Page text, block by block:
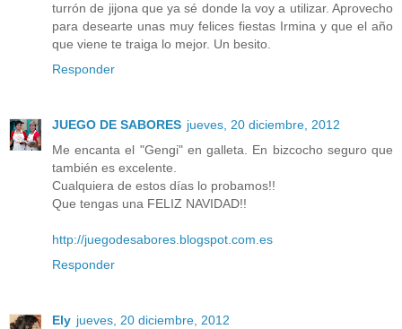
turrón de jijona que ya sé donde la voy a utilizar. Aprovecho
para desearte unas muy felices fiestas Irmina y que el año
que viene te traiga lo mejor. Un besito.
Responder
JUEGO DE SABORES jueves, 20 diciembre, 2012
Me encanta el "Gengi" en galleta. En bizcocho seguro que
también es excelente.
Cualquiera de estos días lo probamos!!
Que tengas una FELIZ NAVIDAD!!
http://juegodesabores.blogspot.com.es
Responder
Ely jueves, 20 diciembre, 2012